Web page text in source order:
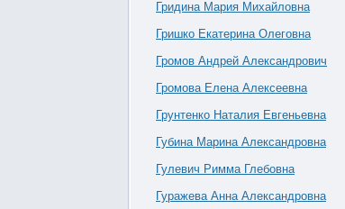
Гридина Мария Михайловна
Гришко Екатерина Олеговна
Громов Андрей Александрович
Громова Елена Алексеевна
Грунтенко Наталия Евгеньевна
Губина Марина Александровна
Гулевич Римма Глебовна
Гуражева Анна Александровна